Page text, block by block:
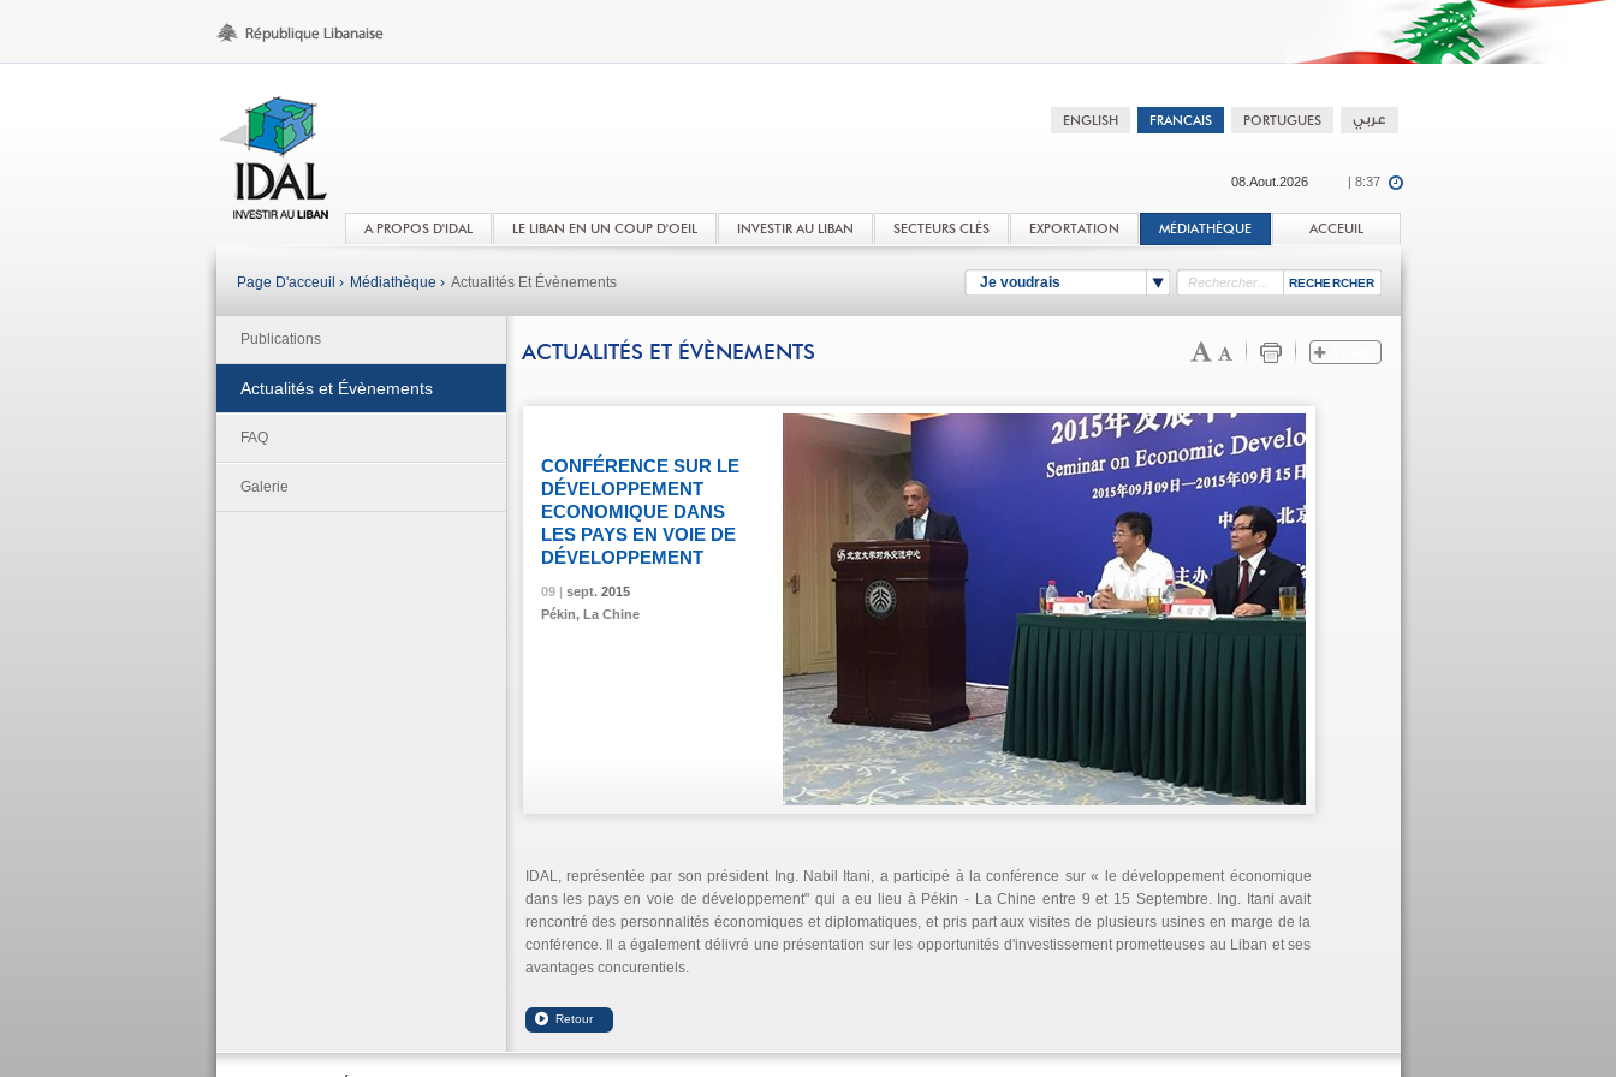
08.Aout.2026 | 8:37
A PROPOS D'IDAL LE LIBAN EN UN COUP D'OEIL INVESTIR AU LIBAN SECTEURS CLÉS EXPORTATION MÉDIATHÈQUE ACCEUIL
Je voudrais
Page D'acceuil › Médiathèque › Actualités Et Évènements
Publications
Actualités et Évènements
FAQ
Galerie
ACTUALITÉS ET ÉVÈNEMENTS
09 | sept.2015
CONFÉRENCE SUR LE
DÉVELOPPEMENT
ECONOMIQUE DANS
LES PAYS EN VOIE DE
DÉVELOPPEMENT
09 | sept.2015
Pékin, La Chine
09 | sept.2015
IDAL, représentée par son président Ing. Nabil Itani, a participé à la conférence sur « le développement économique
dans les pays en voie de développement" qui a eu lieu à Pékin - La Chine entre 9 et 15 Septembre. Ing. Itani avait
rencontré des personnalités économiques et diplomatiques, et pris part aux visites de plusieurs usines en marge de la
conférence. Il a également délivré une présentation sur les opportunités d'investissement prometteuses au Liban et ses
avantages concurentiels.